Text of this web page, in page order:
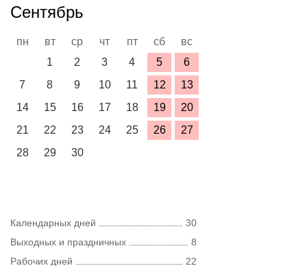
Сентябрь
пн вт ср чт пт сб
вс
1
2 3 4 5
6
7
8 9 10 11 12
13
14
15 16 17 18 19
20
21
22 23 24 25 26
27
28
29 30
Календарных дней
30
Выходных и праздничных
8
Рабочих дней
22